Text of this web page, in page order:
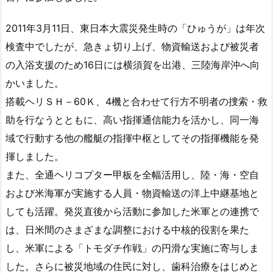
2011年3月11日、東日本大震災発生時の「ひゅうが」は年次
検査中でしたが、急きょ切り上げ、物資輸送および被災者
の入浴支援のため16日には横須賀を出港、三陸海岸沖へ向
かいました。
搭載ヘリＳＨ－60Ｋ、4機と合わせて行方不明者の捜索・救
助を行なうとともに、高い指揮通信能力を活かし、同一海
域で行動する他の艦艇の指揮中枢としてその指揮機能を発
揮しました。
また、全通ヘリコプター甲板を全幅活用し、陸・海・空自
および米海軍が実施する人員・物資輸送の洋上中継基地と
しても活躍。発災直後から活動に参加した米軍との連携で
は、日米間のさまざまな調整における中核的役割を果た
し、米軍による「トモダチ作戦」の円滑な実施に寄与しま
した。さらに被災地域の住民に対し、歯科治療をはじめと